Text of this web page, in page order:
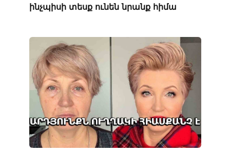
ինչպիսի տեսք ունեն նրանք հիմա